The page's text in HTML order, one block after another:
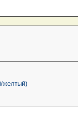
желтый)